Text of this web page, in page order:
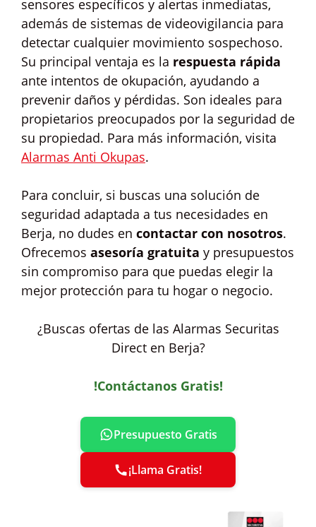
sensores específicos y alertas inmediatas,
además de sistemas de videovigilancia para
detectar cualquier movimiento sospechoso.
Su principal ventaja es la respuesta rápida
ante intentos de okupación, ayudando a
prevenir daños y pérdidas. Son ideales para
propietarios preocupados por la seguridad de
su propiedad. Para más información, visita
Alarmas Anti Okupas.
Para concluir, si buscas una solución de
seguridad adaptada a tus necesidades en
Berja, no dudes en contactar con nosotros.
Ofrecemos asesoría gratuita y presupuestos
sin compromiso para que puedas elegir la
mejor protección para tu hogar o negocio.
¿Buscas ofertas de las Alarmas Securitas
Direct en Berja?
!Contáctanos Gratis!
Presupuesto Gratis
¡Llama Gratis!